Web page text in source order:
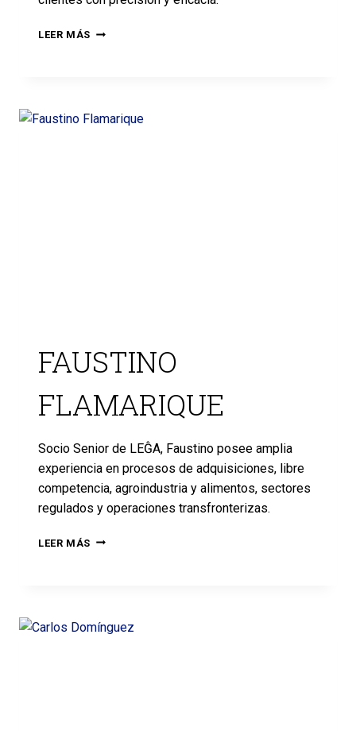
LEER MÁS
FAUSTINO
FLAMARIQUE
Socio Senior de LEĜA, Faustino posee amplia
experiencia en procesos de adquisiciones, libre
competencia, agroindustria y alimentos, sectores
regulados y operaciones transfronterizas.
LEER MÁS